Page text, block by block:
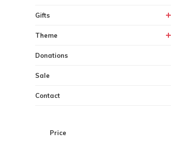
Gifts
Theme
Donations
Sale
Contact
Price